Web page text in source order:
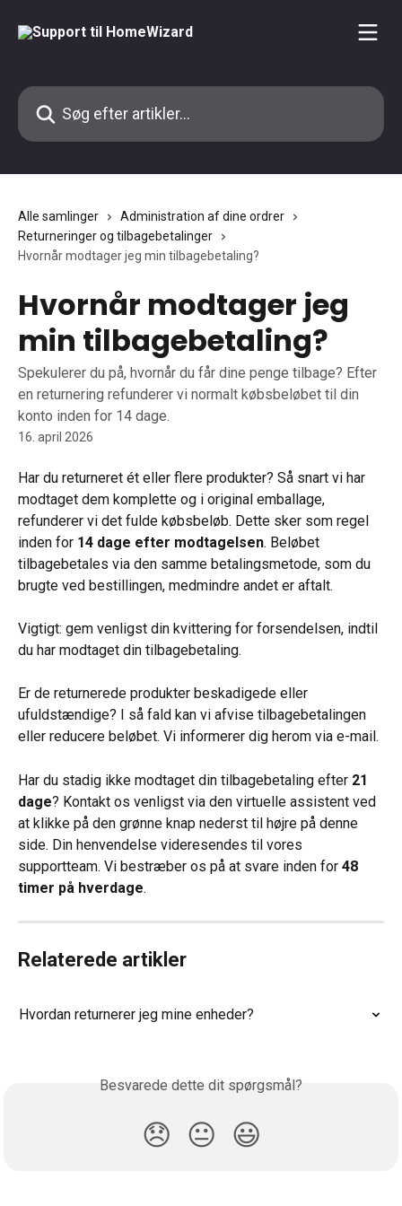
Søg efter artikler...
Alle samlinger
Administration af dine ordrer
Returneringer og tilbagebetalinger
Hvornår modtager jeg min tilbagebetaling?
Hvornår modtager jeg
min tilbagebetaling?
Spekulerer du på, hvornår du får dine penge tilbage? Efter
en returnering refunderer vi normalt købsbeløbet til din
konto inden for 14 dage.
16. april 2026
Har du returneret ét eller flere produkter? Så snart vi har
modtaget dem komplette og i original emballage,
refunderer vi det fulde købsbeløb. Dette sker som regel
inden for 14 dage efter modtagelsen. Beløbet
tilbagebetales via den samme betalingsmetode, som du
brugte ved bestillingen, medmindre andet er aftalt.
Vigtigt: gem venligst din kvittering for forsendelsen, indtil
du har modtaget din tilbagebetaling.
Er de returnerede produkter beskadigede eller
ufuldstændige? I så fald kan vi afvise tilbagebetalingen
eller reducere beløbet. Vi informerer dig herom via e-mail.
Har du stadig ikke modtaget din tilbagebetaling efter 21
dage? Kontakt os venligst via den virtuelle assistent ved
at klikke på den grønne knap nederst til højre på denne
side. Din henvendelse videresendes til vores
supportteam. Vi bestræber os på at svare inden for 48
timer på hverdage.
Relaterede artikler
Hvordan returnerer jeg mine enheder?
Besvarede dette dit spørgsmål?
😞 😐 😃